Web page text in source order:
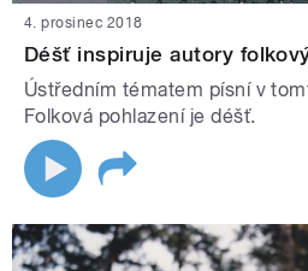
4. prosinec 2018
Déšť inspiruje autory
Ústředním tématem písní v
Folková pohlazení je déšť.